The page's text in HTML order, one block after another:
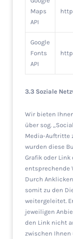
Maps
API
Google
Fonts
API
3.3 Soziale
Wir bieten
über sog.
Media-Auftritte
wurden diese
Grafik oder
entsprechende
Durch
somit zu den
weitergeleitet.
jeweiligen
den Link nicht
zwischen Ihnen